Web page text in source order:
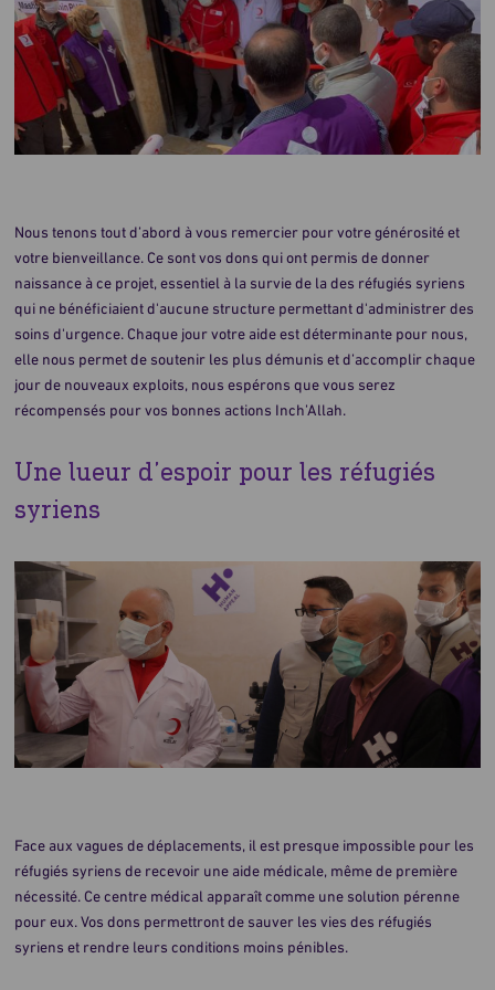
Nous tenons tout d’abord à vous remercier pour votre générosité et
votre bienveillance. Ce sont vos dons qui ont permis de donner
naissance à ce projet, essentiel à la survie de la des réfugiés syriens
qui ne bénéficiaient d'aucune structure permettant d'administrer des
soins d'urgence. Chaque jour votre aide est déterminante pour nous,
elle nous permet de soutenir les plus démunis et d’accomplir chaque
jour de nouveaux exploits, nous espérons que vous serez
récompensés pour vos bonnes actions Inch’Allah.
Une lueur d’espoir pour les réfugiés
syriens
Face aux vagues de déplacements, il est presque impossible pour les
réfugiés syriens de recevoir une aide médicale, même de première
nécessité. Ce centre médical apparaît comme une solution pérenne
pour eux. Vos dons permettront de sauver les vies des réfugiés
syriens et rendre leurs conditions moins pénibles.